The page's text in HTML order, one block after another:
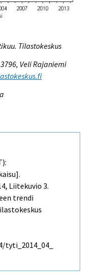
Tilastokeskus
Veli Rajaniemi
Liitekuvio 3.
trendi